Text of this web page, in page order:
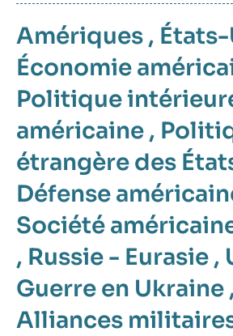
Amériques ,
Économie
Politique
américaine ,
étrangère des
Défense
Société
, Russie - Eurasie ,
Guerre en Ukraine
Alliances